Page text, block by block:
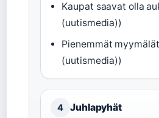
Kaupat saavat olla
(uutismedia))
Pienemmät
(uutismedia))
4 Juhlapyhät